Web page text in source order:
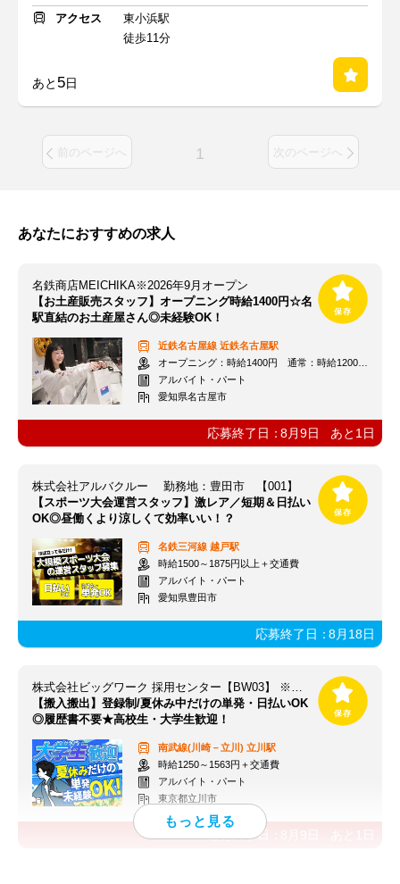
アクセス
東小浜駅
徒歩11分
あと 5日
前のページへ 1 次のページへ
あなたにおすすめの求人
名鉄商店MEICHIKA※2026年9月オープン
【お土産販売スタッフ】オープニング時給1400円☆名
駅直結のお土産屋さん◎未経験OK！
近鉄名古屋線 近鉄名古屋駅
オープニング：時給1400円 通常：時給1200円～＋交通費全額支給
アルバイト・パート
愛知県名古屋市
応募終了日：8月9日 あと 1 日
株式会社アルバクルー 勤務地：豊田市 【001】
【スポーツ大会運営スタッフ】激レア／短期＆日払い
OK◎昼働くより涼しくて効率いい！？
名鉄三河線 越戸駅
時給1500～1875円以上＋交通費
アルバイト・パート
愛知県豊田市
応募終了日：8月18日
株式会社ビッグワーク 採用センター【BW03】 ※立川エリア
【搬入搬出】登録制/夏休み中だけの単発・日払いOK
◎履歴書不要★高校生・大学生歓迎！
南武線(川崎－立川) 立川駅
時給1250～1563円＋交通費
アルバイト・パート
東京都立川市
応募終了日：